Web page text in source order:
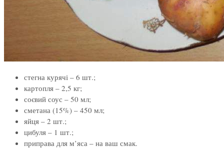
стегна курячі – 6 шт.;
картопля – 2,5 кг;
соєвий соус – 50 мл;
сметана (15%) – 450 мл;
яйця – 2 шт.;
цибуля – 1 шт.;
приправа для м’яса – на ваш смак.